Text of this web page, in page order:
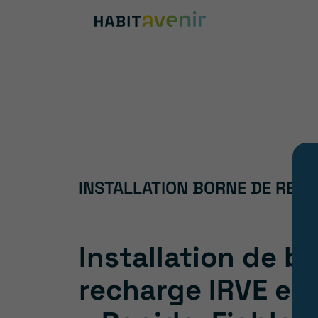
INSTALLATION BORNE DE
Installation de
recharge IRVE